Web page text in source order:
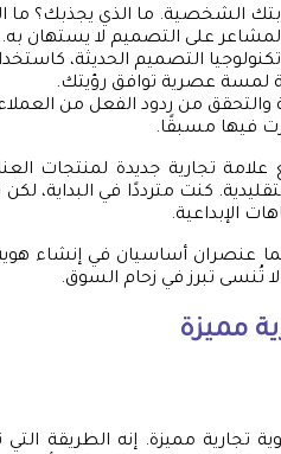
الشخصية. ما الذي يجذبك؟ ما
على التصميم لا يستهان به.
التصميم الحديثة،
لمسة عصرية توافق رؤيتك.
من ردود الفعل من
فيها مسبقًا.
تجارية جديدة لمنتجات
كنت مترددًا في البداية،
الإبداعية.
عنصران أساسيان في إنشاء هوية
تُنسى تبرز في زحام السوق.
مميزة
مميزة. إنه الطريقة التي